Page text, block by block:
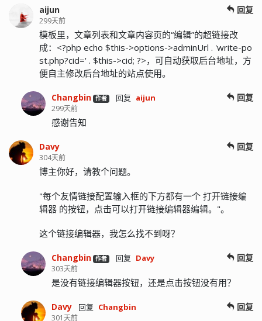
aijun
299天前
回复
模板里，文章列表和文章内容页的“编辑”的超链接改
成：<?php echo $this->options->adminUrl . 'write-po
st.php?cid=' . $this->cid; ?>，可自动获取后台地址，方
便自主修改后台地址的站点使用。
Changbin 作者 回复 aijun
299天前
回复
感谢告知
Davy
304天前
回复
博主你好，请教个问题。
"每个友情链接配置输入框的下方都有一个 打开链接编
辑器 的按钮，点击可以打开链接编辑器编辑。"。
这个链接编辑器，我怎么找不到呀？
Changbin 作者 回复 Davy
303天前
回复
是没有链接编辑器按钮，还是点击按钮没有用？
Davy 回复 Changbin
301天前
回复